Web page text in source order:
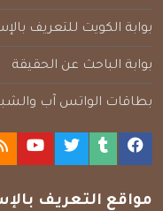
بوابة الكويت للتعريف
بوابة الباحث عن الحقيقة
بطاقات الواتس آب
مواقع التعريف